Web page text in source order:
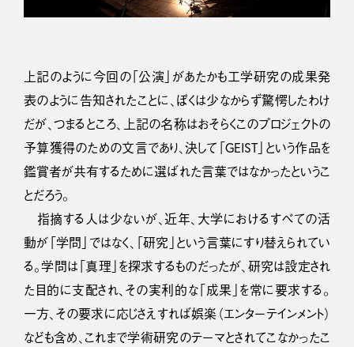
上記のように今回の「公演」があたかも工学研究の成果発
表のように告知されたことに、ぼくは少なからず驚愕したわけ
だが、つまるところ、上記の名称はおそらくこのプロジェクトの
予算獲得のための文言であり、決して「GEIST」という作品を
鑑賞者が共有するために選ばれた言葉ではなかったというこ
とだろう。
指摘する人は少ないが、近年、大学におけるすべての活
動が「学問」ではなく、「研究」という言葉にすり替えられてい
る。学問は「真理」を探求するものだったが、研究は設定され
た目的に支配され、その実利的な「成果」を常に要求する。
一方、その要求に応じさえすれば娯楽（エンターテインメント）
なども含め、これまで学術研究のテーマとされてこなかったこ